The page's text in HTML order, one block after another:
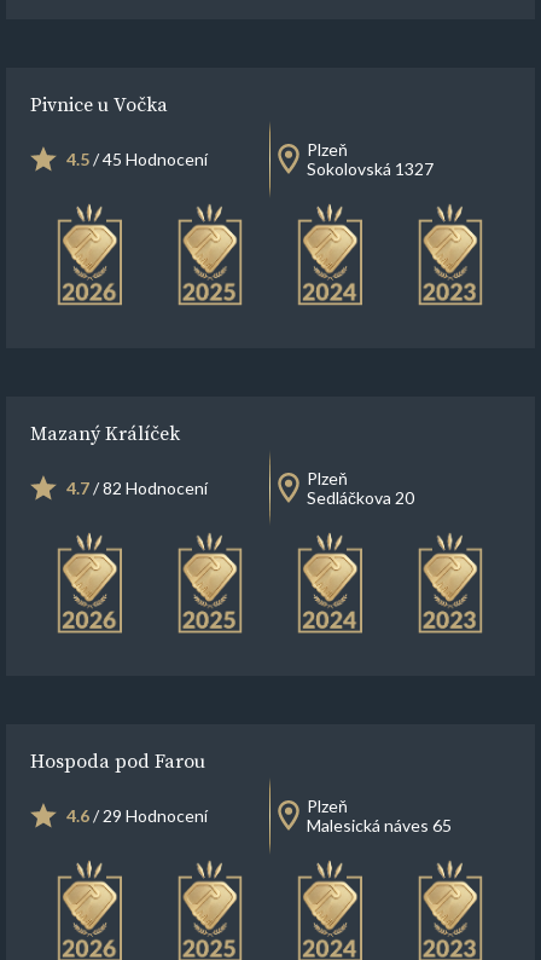
Pivnice u Vočka
4.5/ 45 Hodnocení
Plzeň
Sokolovská 1327
Mazaný Králíček
4.7/ 82 Hodnocení
Plzeň
Sedláčkova 20
Hospoda pod Farou
4.6/ 29 Hodnocení
Plzeň
Malesická náves 65